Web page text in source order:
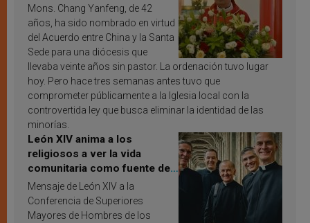
Mons. Chang Yanfeng, de 42
años, ha sido nombrado en virtud
del Acuerdo entre China y la Santa
Sede para una diócesis que
llevaba veinte años sin pastor. La ordenación tuvo lugar
hoy. Pero hace tres semanas antes tuvo que
comprometer públicamente a la Iglesia local con la
controvertida ley que busca eliminar la identidad de las
minorías.
León XIV anima a los
religiosos a ver la vida
comunitaria como fuente de
inspiración y santificación
Mensaje de León XIV a la
Conferencia de Superiores
Mayores de Hombres de los